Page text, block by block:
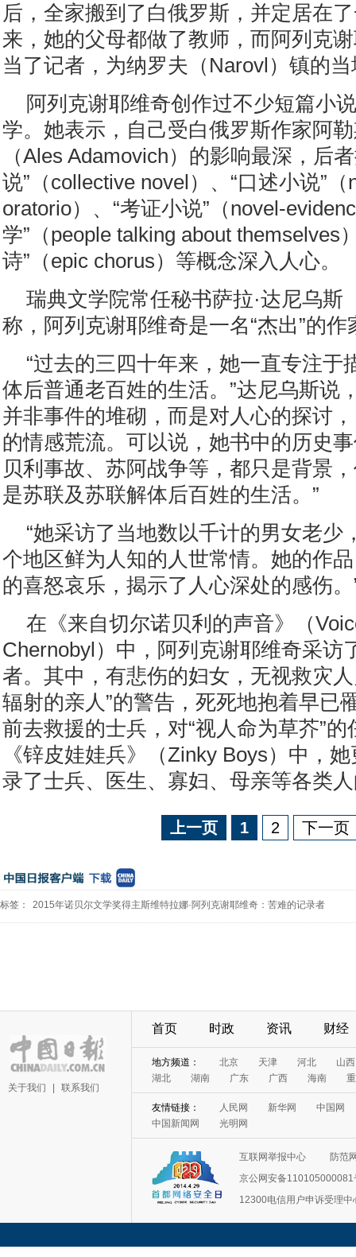
后，全家搬到了白俄罗斯，并定居在
来，她的父母都做了教师，而阿列克
当了记者，为纳罗夫（Narovl）镇的
阿列克谢耶维奇创作过不少短篇小
学。她表示，自己受白俄罗斯作家阿
（Ales Adamovich）的影响最深，后
说”（collective novel）、“口述小说”（
oratorio）、“考证小说”（novel-
学”（people talking about themselves
诗”（epic chorus）等概念深入人心。
瑞典文学院常任秘书萨拉·达尼乌斯
称，阿列克谢耶维奇是一名“杰出”的作
“过去的三四十年来，她一直专注于
体后普通老百姓的生活。”达尼乌斯说
并非事件的堆砌，而是对人心的探讨
的情感荒流。可以说，她书中的历史
贝利事故、苏阿战争等，都只是背景
是苏联及苏联解体后百姓的生活。”
“她采访了当地数以千计的男女老少
个地区鲜为人知的人世常情。她的作
的喜怒哀乐，揭示了人心深处的感伤。
在《来自切尔诺贝利的声音》（
Chernobyl）中，阿列克谢耶维奇采访
者。其中，有悲伤的妇女，无视救灾
辐射的亲人”的警告，死死地抱着早已
前去救援的士兵，对“视人命为草芥”
《锌皮娃娃兵》（Zinky Boys）中，
录了士兵、医生、寡妇、母亲等各类
上一页 1 2 下一页
标签： 2015年诺贝尔文学奖得主斯维特拉娜·阿列克谢耶维奇：苦难的记录者
关于我们 联系我们
首页 时政 资讯 财经
地方频道： 北京 天津 河北
山西
湖北
湖南 广东 广西 海南
友情链接： 人民网 新华网
中国网
中国新闻网
光明网
互联网举报中心
防范
京公网安备110105000081
12300电信用户申诉受理中